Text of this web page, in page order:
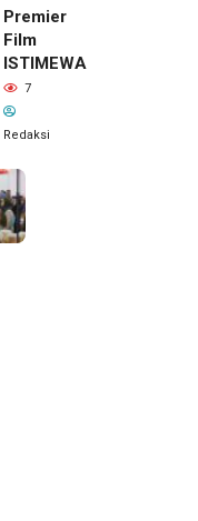
Premier
Film
ISTIMEWA
7
Redaksi